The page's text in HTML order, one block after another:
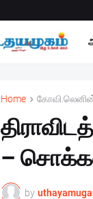
Home
–
by